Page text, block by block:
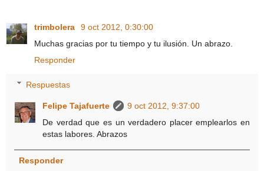
trimbolera
9 oct 2012, 0:30:00
Muchas gracias por tu tiempo y tu ilusión. Un abrazo.
Responder
Respuestas
Felipe Tajafuerte
9 oct 2012, 9:37:00
De verdad que es un verdadero placer emplearlos en
estas labores. Abrazos
Responder